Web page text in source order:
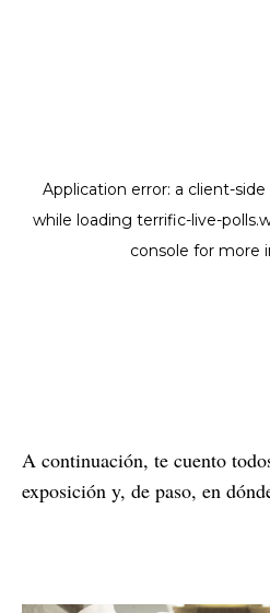
A continuación, te cuento
exposición y, de paso, en